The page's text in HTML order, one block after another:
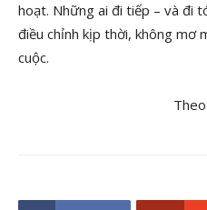
hoạt. Những ai đi tiếp – và đi
điều chỉnh kịp thời, không mơ
cuộc.